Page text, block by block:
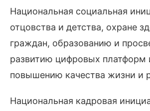
Национальная социальная
отцовства и детства, охране
граждан, образованию и
развитию цифровых платформ
повышению качества жизни и
Национальная кадровая